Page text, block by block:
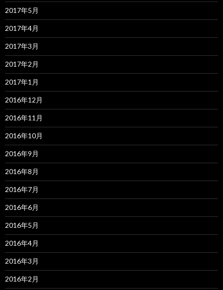
2017年5月
2017年4月
2017年3月
2017年2月
2017年1月
2016年12月
2016年11月
2016年10月
2016年9月
2016年8月
2016年7月
2016年6月
2016年5月
2016年4月
2016年3月
2016年2月